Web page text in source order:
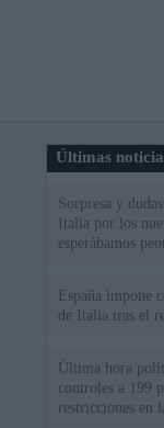
Últimas
Sorpresa y
Italia por los
esperábamos
España impone
de Italia tras el
Última hora
controles a 199
restricciones en